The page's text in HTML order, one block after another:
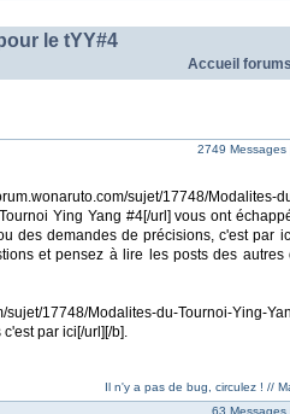
le tYY#4
Accueil forums
2749 Messages
sujet/17748/Modalites-
Ying Yang #4[/url] vous ont
des demandes de précisions, c'est par
et pensez à lire les posts des autres
sujet/17748/Modalites-du-Tournoi-Ying-
par ici[/url][/b].
Il n'y a pas de bug, circulez ! //
63 Messages